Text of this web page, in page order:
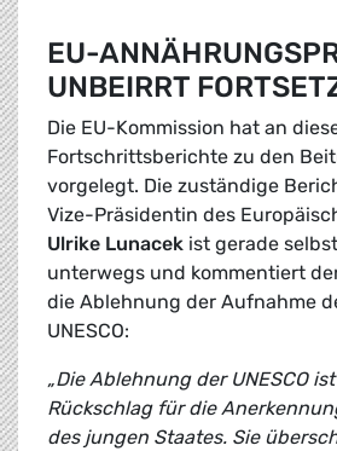
EU-
UNBEIRRT
Die EU-Kommission hat an
Fortschrittsberichte zu den
vorgelegt. Die zuständige
Vize-Präsidentin des
Ulrike Lunacek ist gerade
unterwegs und kommentiert
die Ablehnung der Aufnahme
UNESCO:
„Die Ablehnung der UNESCO
Rückschlag für die
des jungen Staates. Sie